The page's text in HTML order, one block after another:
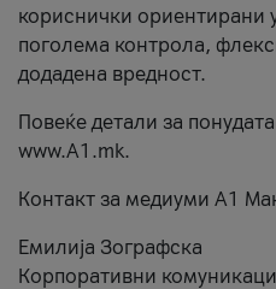
кориснички ориентирани
поголема контрола,
додадена вредност.
Повеќе детали за
www.А1.mk.
Контакт за медиуми А1
Емилија Зографска
Корпоративни